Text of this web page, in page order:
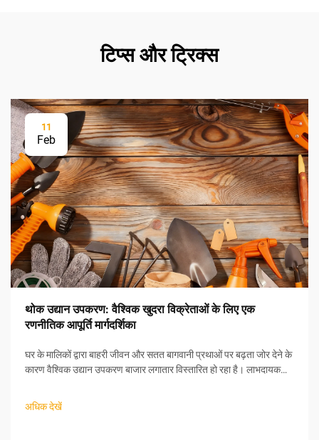
टिप्स और ट्रिक्स
11
Feb
थोक उद्यान उपकरण: वैश्विक खुदरा विक्रेताओं के लिए एक
रणनीतिक आपूर्ति मार्गदर्शिका
घर के मालिकों द्वारा बाहरी जीवन और सतत बागवानी प्रथाओं पर बढ़ता जोर देने के
कारण वैश्विक उद्यान उपकरण बाजार लगातार विस्तारित हो रहा है। लाभदायक
जटिलताओं को समझना...
अधिक देखें